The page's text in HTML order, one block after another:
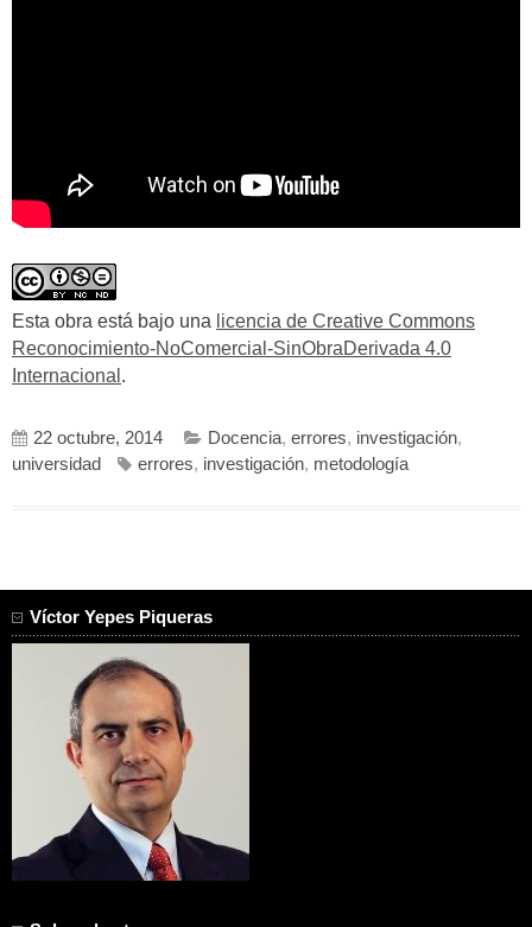
Esta obra está bajo una licencia de Creative Commons
Reconocimiento-NoComercial-SinObraDerivada 4.0
Internacional .
22 octubre, 2014 Docencia, errores, investigación,
universidad
errores, investigación, metodología
Víctor Yepes Piqueras